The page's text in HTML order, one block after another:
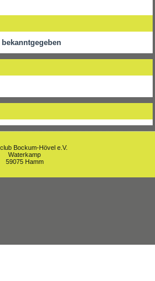
Bockum-Hövel e.V.
Waterkamp
59075 Hamm